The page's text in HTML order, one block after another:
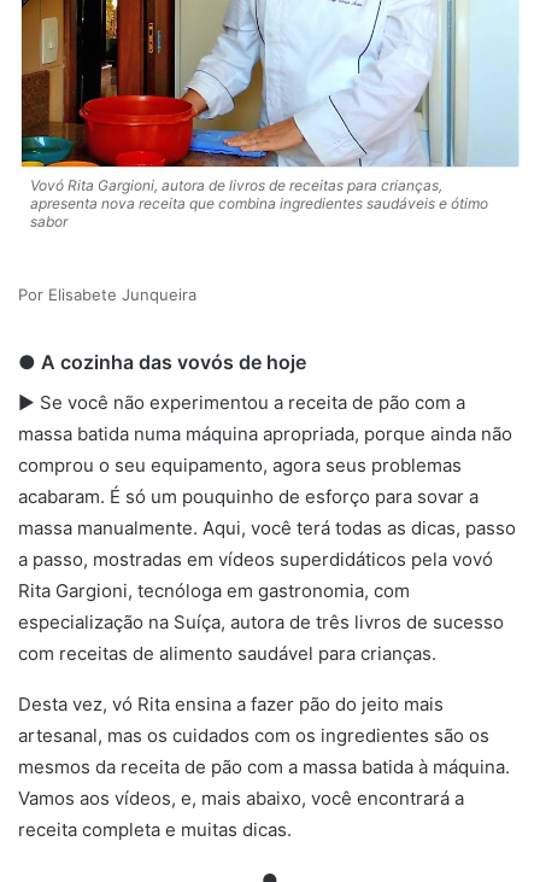
Vovó Rita Gargioni, autora de livros de receitas para crianças,
apresenta nova receita que combina ingredientes saudáveis e ótimo
sabor
Elisabete Junqueira
● A cozinha das vovós de hoje
► Se você não experimentou a receita de pão com a
massa batida numa máquina apropriada, porque ainda não
comprou o seu equipamento, agora seus problemas
acabaram. É só um pouquinho de esforço para sovar a
massa manualmente. Aqui, você terá todas as dicas, passo
a passo, mostradas em vídeos superdidáticos pela vovó
Rita Gargioni, tecnóloga em gastronomia, com
especialização na Suíça, autora de três livros de sucesso
com receitas de alimento saudável para crianças.
Desta vez, vó Rita ensina a fazer pão do jeito mais
artesanal, mas os cuidados com os ingredientes são os
mesmos da receita de pão com a massa batida à máquina.
Vamos aos vídeos, e, mais abaixo, você encontrará a
receita completa e muitas dicas.